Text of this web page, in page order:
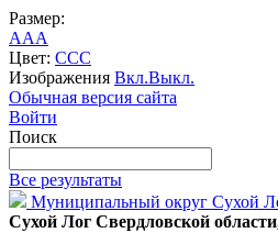
Размер:
AAA
Цвет: CCC
Изображения Вкл.Выкл.
Обычная версия сайта
Войти
Поиск
Все результаты
Муниципальный округ Сухой
Сухой Лог Свердловской